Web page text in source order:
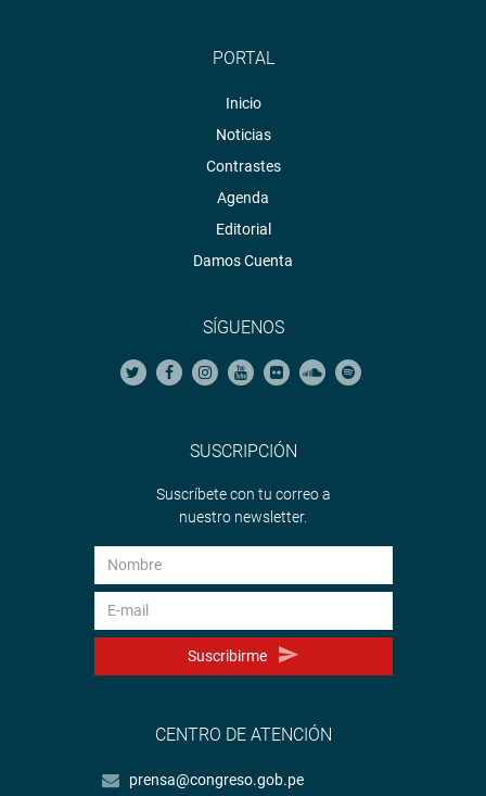
PORTAL
Inicio
Noticias
Contrastes
Agenda
Editorial
Damos Cuenta
SÍGUENOS
SUSCRIPCIÓN
Suscríbete con tu correo a
nuestro newsletter.
Suscribirme
CENTRO DE ATENCIÓN
prensa@congreso.gob.pe